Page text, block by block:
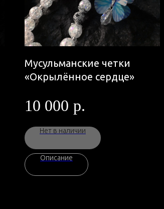
Мусульманские четки
«Окрылённое сердце»
10 000 р.
Нет в наличии
Описание